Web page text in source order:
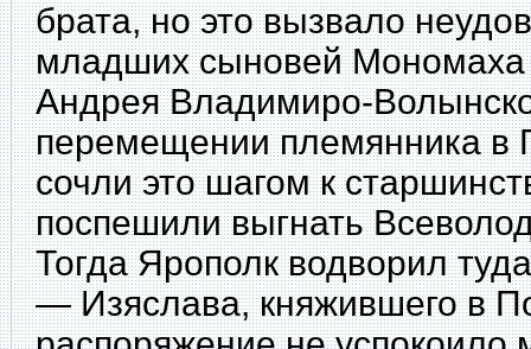
брата, но это вызвало
младших сыновей
Андрея Владимиро-
перемещении племянника в
сочли это шагом к
поспешили выгнать
Тогда Ярополк водворил
— Изяслава, княжившего в